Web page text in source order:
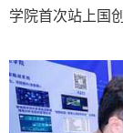
学院首次站上国